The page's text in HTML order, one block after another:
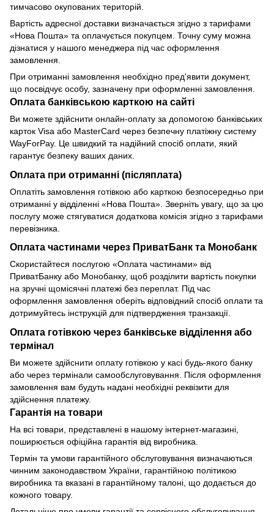
тимчасово окупованих територій.
Вартість адресної доставки визначається згідно з тарифами
«Нова Пошта» та оплачується покупцем. Точну суму можна
дізнатися у нашого менеджера під час оформлення
замовлення.
При отриманні замовлення необхідно пред'явити документ,
що посвідчує особу, зазначену при оформленні замовлення.
Оплата банківською карткою на сайті
Ви можете здійснити онлайн-оплату за допомогою банківських
карток Visa або MasterCard через безпечну платіжну систему
WayForPay. Це швидкий та надійний спосіб оплати, який
гарантує безпеку ваших даних.
Оплата при отриманні (післяплата)
Оплатіть замовлення готівкою або карткою безпосередньо при
отриманні у відділенні «Нова Пошта». Зверніть увагу, що за цю
послугу може стягуватися додаткова комісія згідно з тарифами
перевізника.
Оплата частинами через ПриватБанк та Монобанк
Скористайтеся послугою «Оплата частинами» від
ПриватБанку або Монобанку, щоб розділити вартість покупки
на зручні щомісячні платежі без переплат. Під час
оформлення замовлення оберіть відповідний спосіб оплати та
дотримуйтесь інструкцій для підтвердження транзакції.
Оплата готівкою через банківське відділення або
термінал
Ви можете здійснити оплату готівкою у касі будь-якого банку
або через термінали самообслуговування. Після оформлення
замовлення вам будуть надані необхідні реквізити для
здійснення платежу.
Гарантія на товари
На всі товари, представлені в нашому інтернет-магазині,
поширюється офіційна гарантія від виробника.
Термін та умови гарантійного обслуговування визначаються
чинним законодавством України, гарантійною політикою
виробника та вказані в гарантійному талоні, що додається до
кожного товару.